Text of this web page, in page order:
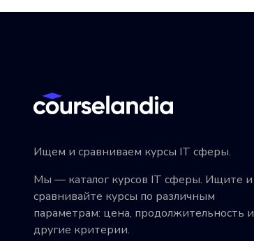
Ищем и сравниваем курсы IT сферы.
Мы — каталог курсов IT сферы. Ищите и
сравнивайте курсы по различным
параметрам: цена, продолжительность и
другие критерии.